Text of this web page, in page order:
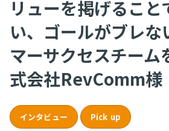
記事
サービス
コンサル・トレーニング
【2025年最新】
ル作成やタスク管理の
カスタマーサポート
2025.06.06
BPaaSに取り組む注
BPO BPaaS
2025.08.19
リューを掲げること
い、ゴールがブレな
マーサクセスチーム
式会社RevComm様
インタビュー Pick up